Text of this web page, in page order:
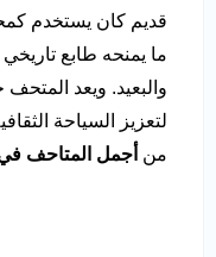
قديم كان يستخدم
ما يمنحه طابع
والبعيد. ويعد المتحف
لتعزيز السياحة
من أجمل المتاحف